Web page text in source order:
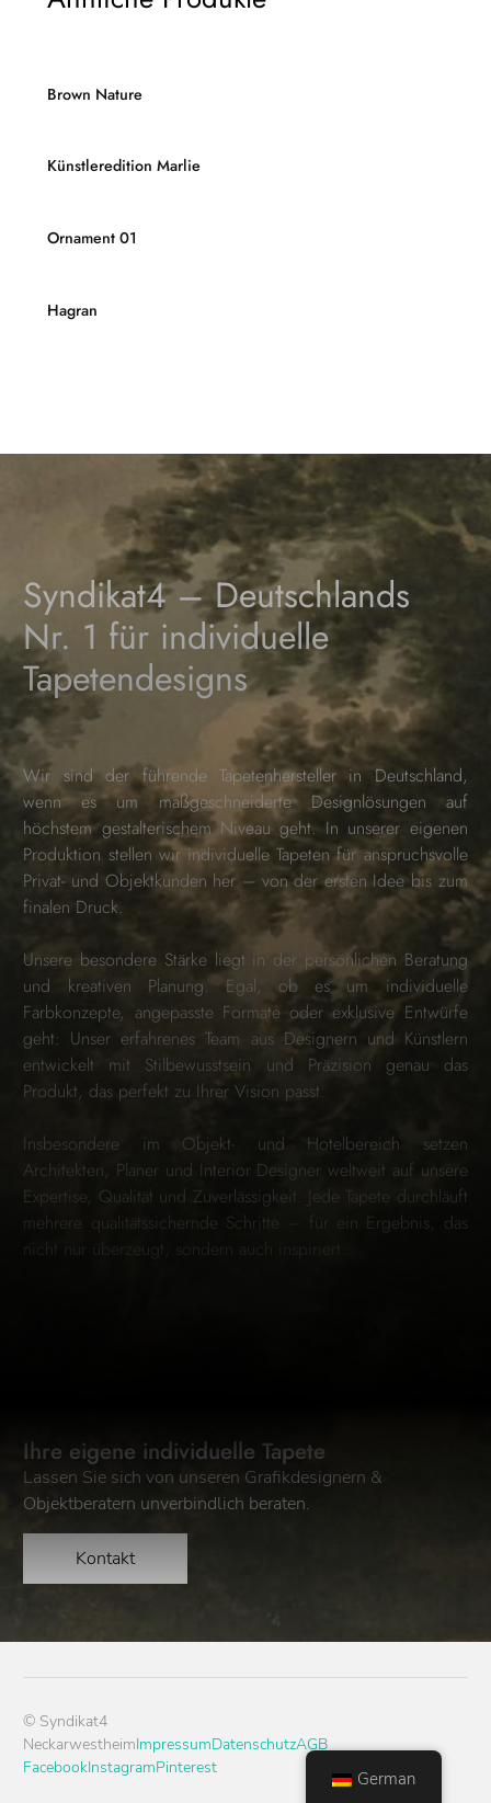
Brown Nature
Künstleredition Marlie
Ornament 01
Hagran
Wir sind der führende Tapetenhersteller in Deutschland,
wenn es um maßgeschneiderte Designlösungen auf
höchstem gestalterischem Niveau geht. In unserer eigenen
Produktion stellen wir individuelle Tapeten für anspruchsvolle
Privat- und Objektkunden her – von der ersten Idee bis zum
finalen Druck.
Unsere besondere Stärke liegt in der persönlichen Beratung
und kreativen Planung. Egal, ob es um individuelle
Farbkonzepte, angepasste Formate oder exklusive Entwürfe
geht: Unser erfahrenes Team aus Designern und Künstlern
entwickelt mit Stilbewusstsein und Präzision genau das
Produkt, das perfekt zu Ihrer Vision passt.
Insbesondere im Objekt- und Hotelbereich setzen
Architekten, Planer und Interior Designer weltweit auf unsere
Expertise, Qualität und Zuverlässigkeit. Jede Tapete durchläuft
mehrere qualitätssichernde Schritte – für ein Ergebnis, das
nicht nur überzeugt, sondern auch inspiriert.
Syndikat4 – Deutschlands
Nr. 1 für individuelle
Tapetendesigns
Ihre eigene individuelle Tapete
Lassen Sie sich von unseren Grafikdesignern &
Objektberatern unverbindlich beraten.
Kontakt
© Syndikat4
NeckarwestheimImpressumDatenschutzAGB
FacebookInstagramPinterest
German